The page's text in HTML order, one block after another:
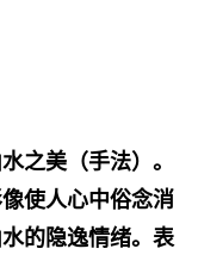
之美（手法）。
使人心中俗念消
的隐逸情绪。表